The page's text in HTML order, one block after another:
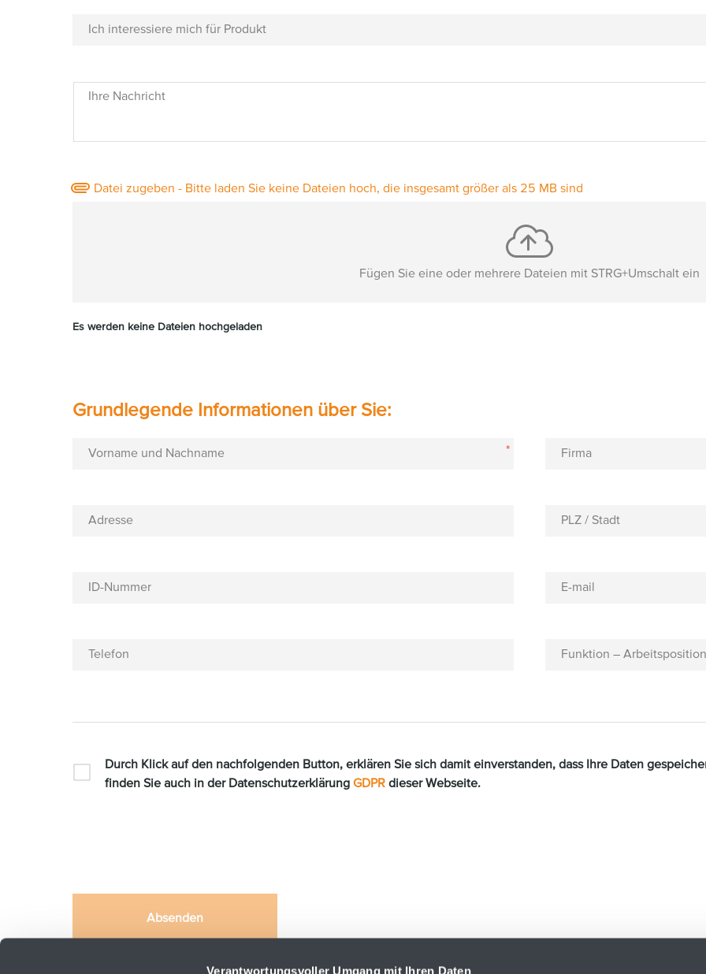
Verantwortungsvoller Umgang mit Ihren Daten
Ich interessiere mich für Produkt
Ihre Nachricht
Datei zugeben - Bitte laden Sie keine Dateien hoch, die insgesamt größer als 25 MB sind
Fügen Sie eine oder mehrere Dateien mit STRG+Umschalt ein
Es werden keine Dateien hochgeladen
Grundlegende Informationen über Sie:
Vorname und Nachname *
Adresse
ID-Nummer
Telefon
Firma
PLZ / Stadt
E-mail
Funktion – Arbeitsposition
Durch Klick auf den nachfolgenden Button, erklären Sie sich damit einverstanden, dass Ihre Daten
finden Sie auch in der Datenschutzerklärung GDPR dieser Webseite.
Absenden